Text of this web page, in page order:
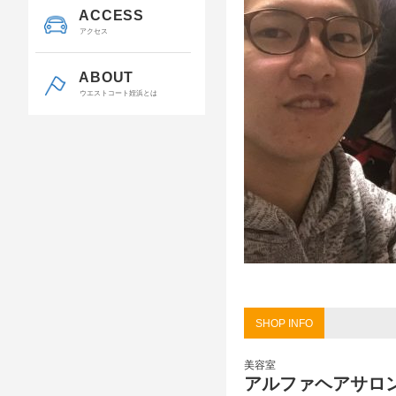
ACCESS
アクセス
ABOUT
ウエストコート姪浜とは
SHOP INFO
美容室
アルファヘアサロ